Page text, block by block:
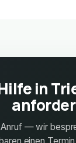
in
— wir